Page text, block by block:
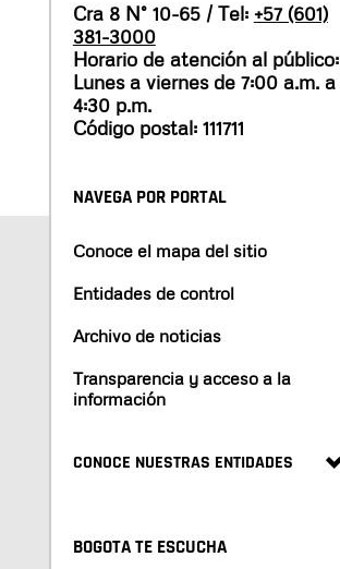
Cra 8 N° 10-65 / Tel: +57 (601)
381-3000
Horario de atención al público:
Lunes a viernes de 7:00 a.m. a
4:30 p.m.
Código postal: 111711
NAVEGA POR PORTAL
Conoce el mapa del sitio
Entidades de control
Archivo de noticias
Transparencia y acceso a la
información
CONOCE NUESTRAS ENTIDADES
BOGOTA TE ESCUCHA